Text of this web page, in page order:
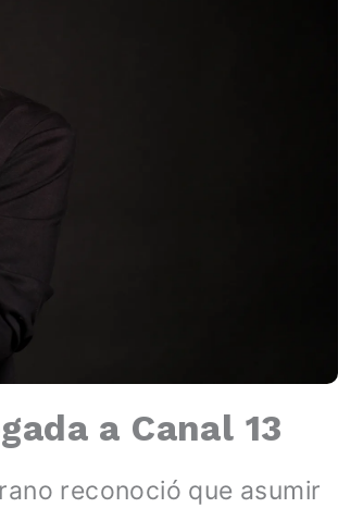
a Canal 13
reconoció que asumir